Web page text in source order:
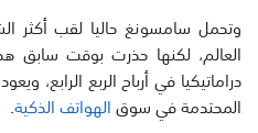
وتحمل سامسونغ حاليا لقب أكثر
العالم، لكنها حذرت بوقت سابق
دراماتيكيا في أرباح الربع الرابع،
المحتدمة في سوقالهواتف الذكية.